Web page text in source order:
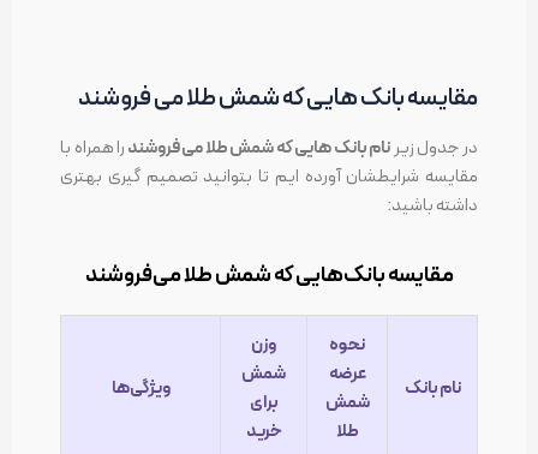
مقایسه بانک هایی که شمش طلا می فروشند
در جدول زیر نام بانک هایی که شمش طلا می فروشندرا همراه با
مقایسه شرایطشان آورده ایم تا بتوانید تصمیم گیری بهتری
داشته باشید:
مقایسه بانک‌هایی که شمش طلا می‌فروشند
نام بانک
نحوه
عرضه
شمش
طلا
وزن
شمش
برای
خرید
ویژگی‌ها